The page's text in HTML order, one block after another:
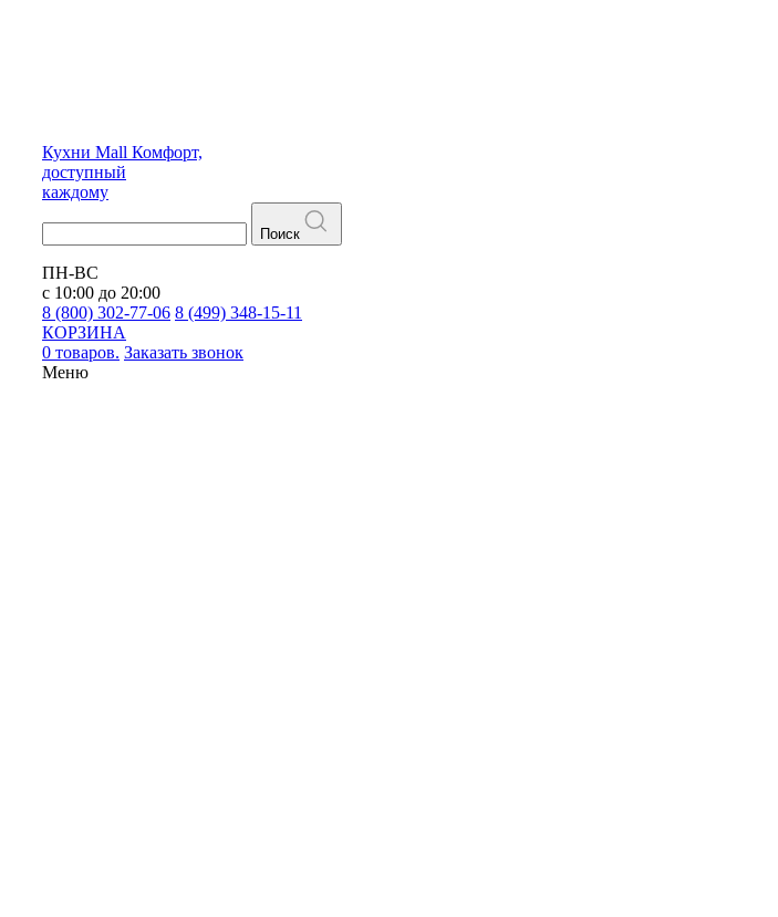
Кухни Mall Комфорт,
доступный
каждому
Поиск
ПН-ВС
с 10:00 до 20:00
8 (800) 302-77-06 8 (499) 348-15-11
КОРЗИНА
0 товаров. Заказать звонок
Меню